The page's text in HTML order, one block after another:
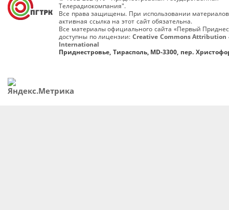
Телерадиокомпания".
Все права защищены. При использовании
активная ссылка на этот сайт обязательна.
Все материалы официального сайта «Первый
доступны по лицензии: Creative Commons Attribution
International
Приднестровье, Тирасполь, MD-3300, пер.